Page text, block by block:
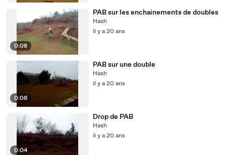
0:08
PAB sur les enchainements de doubles
Hash
il y a 20 ans
0:06
PAB sur une double
Hash
il y a 20 ans
0:04
Drop de PAB
Hash
il y a 20 ans